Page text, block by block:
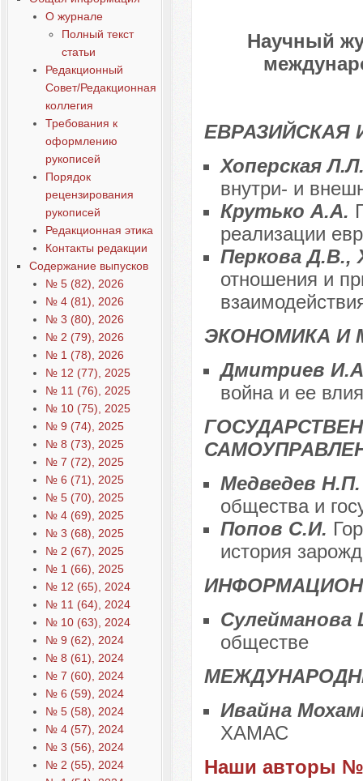
О журнале
Полный текст
статьи
Редакционный
Совет/Редакционная
коллегия
Требования к
оформлению
рукописей
Порядок
рецензирования
рукописей
Редакционная этика
Контакты редакции
Содержание выпусков
№ 5 (82), 2026
№ 4 (81), 2026
№ 3 (80), 2026
№ 2 (79), 2026
№ 1 (78), 2026
№ 12 (77), 2025
№ 11 (76), 2025
№ 10 (75), 2025
№ 9 (74), 2025
№ 8 (73), 2025
№ 7 (72), 2025
№ 6 (71), 2025
№ 5 (70), 2025
№ 4 (69), 2025
№ 3 (68), 2025
№ 2 (67), 2025
№ 1 (66), 2025
№ 12 (65), 2024
№ 11 (64), 2024
№ 10 (63), 2024
№ 9 (62), 2024
№ 8 (61), 2024
№ 7 (60), 2024
№ 6 (59), 2024
№ 5 (58), 2024
№ 4 (57), 2024
№ 3 (56), 2024
№ 2 (55), 2024
Научный
ЕВРАЗИЙСКАЯ
Хоперская
внутри- и
Крутько А.А.
реализации
Перкова Д.В.,
отношения и
ЭКОНОМИКА И
Дмитриев
война и ее
Медведев
общества и
Попов С.И.
история
обществе
Ивайна
ХАМАС
Наши авторы №